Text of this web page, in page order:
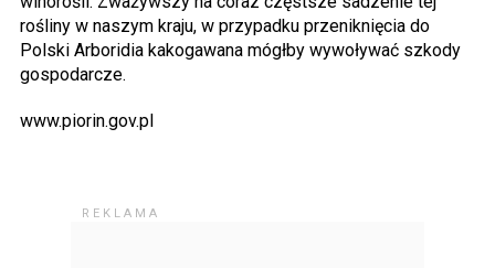
rośliny w naszym kraju, w przypadku przeniknięcia do
Polski Arboridia kakogawana mógłby wywoływać szkody
gospodarcze.
www.piorin.gov.pl